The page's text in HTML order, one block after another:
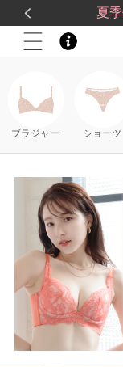
夏
ブラジャー ショーツ
送料一律560円